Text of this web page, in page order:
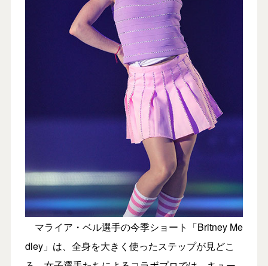
マライア・ベル選手の今季ショート「Britney Me
dley」は、全身を大きく使ったステップが見どこ